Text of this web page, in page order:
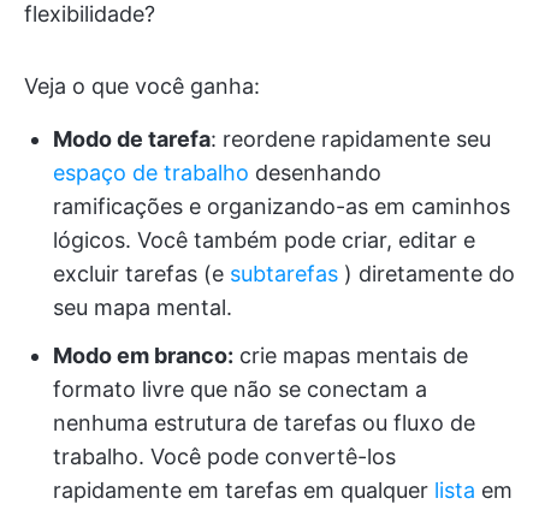
flexibilidade?
Veja o que você ganha:
Modo de tarefa: reordene rapidamente seu
espaço de trabalho desenhando
ramificações e organizando-as em caminhos
lógicos. Você também pode criar, editar e
excluir tarefas (e subtarefas ) diretamente do
seu mapa mental.
Modo em branco: crie mapas mentais de
formato livre que não se conectam a
nenhuma estrutura de tarefas ou fluxo de
trabalho. Você pode convertê-los
rapidamente em tarefas em qualquer lista em